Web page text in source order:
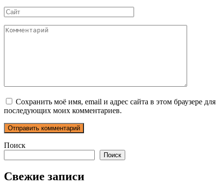
Сайт
Комментарий
Сохранить моё имя, email и адрес сайта в этом браузере для
последующих моих комментариев.
Поиск
Поиск
Свежие записи